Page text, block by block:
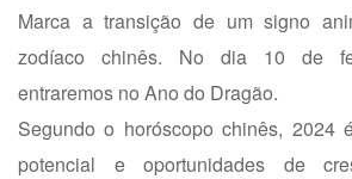
Marca a transição de um signo
zodíaco chinês. No dia 10 de
entraremos no Ano do Dragão.
Segundo o horóscopo chinês, 2024
potencial e oportunidades de